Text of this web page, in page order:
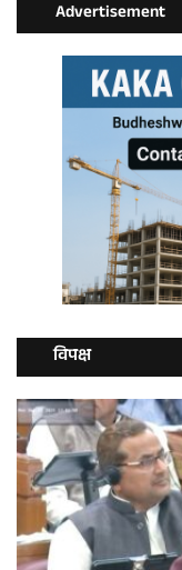
Advertisement
विपक्ष